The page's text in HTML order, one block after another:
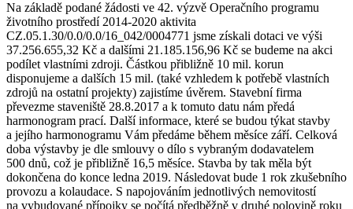
Na základě podané žádosti ve 42. výzvě Operačního programu
životního prostředí 2014-2020 aktivita
CZ.05.1.30/0.0/0.0/16_042/0004771 jsme získali dotaci ve výši
37.256.655,32 Kč a dalšími 21.185.156,96 Kč se budeme na akci
podílet vlastními zdroji. Částkou přibližně 10 mil. korun
disponujeme a dalších 15 mil. (také vzhledem k potřebě vlastních
zdrojů na ostatní projekty) zajistíme úvěrem. Stavební firma
převezme staveniště 28.8.2017 a k tomuto datu nám předá
harmonogram prací. Další informace, které se budou týkat stavby
a jejího harmonogramu Vám předáme během měsíce září. Celková
doba výstavby je dle smlouvy o dílo s vybraným dodavatelem
500 dnů, což je přibližně 16,5 měsíce. Stavba by tak měla být
dokončena do konce ledna 2019. Následovat bude 1 rok zkušebního
provozu a kolaudace. S napojováním jednotlivých nemovitostí
na vybudované přípojky se počítá předběžně v druhé polovině roku